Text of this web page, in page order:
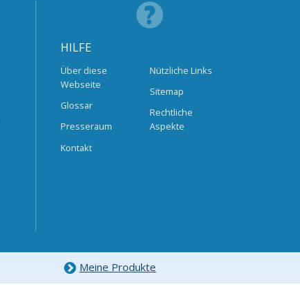
HILFE
Über diese
Webseite
Glossar
Presseraum
Kontakt
Nützliche Links
Sitemap
Rechtliche
Aspekte
Meine Produkte